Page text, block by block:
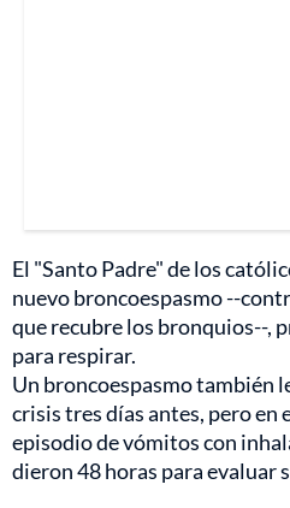
El "Santo Padre" de los
nuevo broncoespasmo --
que recubre los bronquios--,
para respirar.
Un broncoespasmo también
crisis tres días antes, pero en
episodio de vómitos con
dieron 48 horas para evaluar